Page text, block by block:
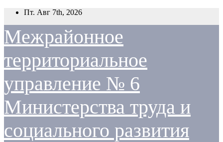
Перейти
содержимому
Пт. Авг 7th, 2026
Межрайонное
территориальное
управление № 6
Министерства труда и
социального развития